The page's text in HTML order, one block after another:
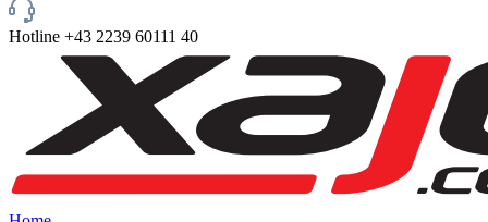
Hotline +43 2239 60111 40